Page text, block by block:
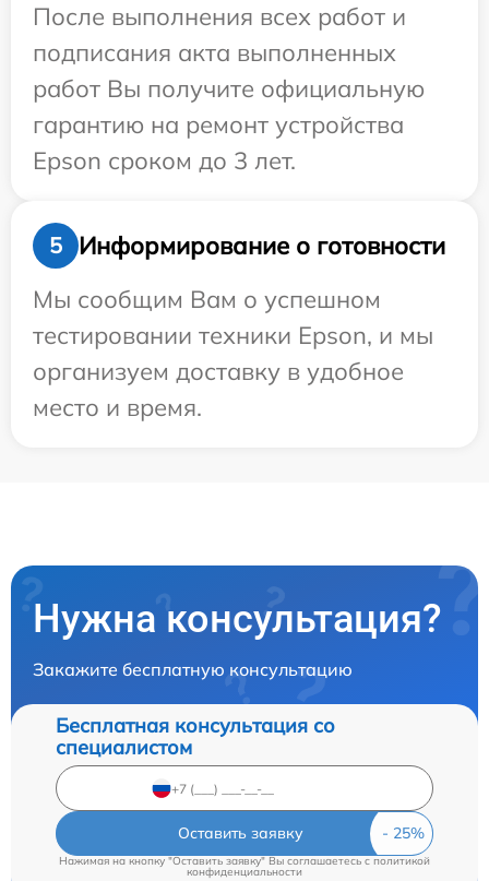
После выполнения всех работ и
подписания акта выполненных
работ Вы получите официальную
гарантию на ремонт устройства
Epson сроком до 3 лет.
5
Информирование о готовности
Мы сообщим Вам о успешном
тестировании техники Epson, и мы
организуем доставку в удобное
место и время.
Нужна консультация?
Закажите бесплатную консультацию
Бесплатная консультация со
специалистом
Оставить заявку
Нажимая на кнопку "Оставить заявку" Вы соглашаетесь c политикой
конфиденциальности